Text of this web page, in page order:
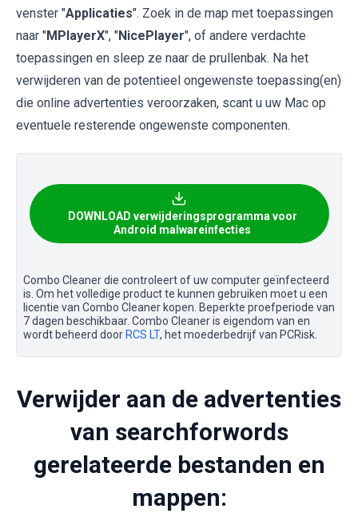
venster "Applicaties". Zoek in de map met toepassingen
naar "MPlayerX", "NicePlayer", of andere verdachte
toepassingen en sleep ze naar de prullenbak. Na het
verwijderen van de potentieel ongewenste toepassing(en)
die online advertenties veroorzaken, scant u uw Mac op
eventuele resterende ongewenste componenten.
DOWNLOAD verwijderingsprogramma voor
Android malwareinfecties
Combo Cleaner die controleert of uw computer geïnfecteerd
is. Om het volledige product te kunnen gebruiken moet u een
licentie van Combo Cleaner kopen. Beperkte proefperiode van
7 dagen beschikbaar. Combo Cleaner is eigendom van en
wordt beheerd door RCS LT, het moederbedrijf van PCRisk.
Verwijder aan de advertenties
van searchforwords
gerelateerde bestanden en
mappen: